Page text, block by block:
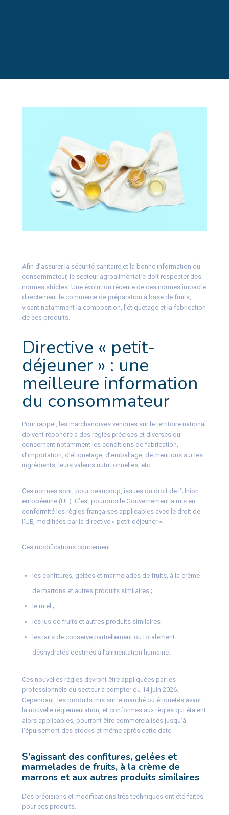
Afin d’assurer la sécurité sanitaire et la bonne information du
consommateur, le secteur agroalimentaire doit respecter des
normes strictes. Une évolution récente de ces normes impacte
directement le commerce de préparation à base de fruits,
visant notamment la composition, l’étiquetage et la fabrication
de ces produits.
Directive « petit-
déjeuner » : une
meilleure information
du consommateur
Pour rappel, les marchandises vendues sur le territoire national
doivent répondre à des règles précises et diverses qui
concernent notamment les conditions de fabrication,
d’importation, d’étiquetage, d’emballage, de mentions sur les
ingrédients, leurs valeurs nutritionnelles, etc.
Ces normes sont, pour beaucoup, issues du droit de l’Union
européenne (UE). C’est pourquoi le Gouvernement a mis en
conformité les règles françaises applicables avec le droit de
l’UE, modifiées par la directive « petit-déjeuner ».
Ces modifications concernent :
les confitures, gelées et marmelades de fruits, à la crème
de marrons et autres produits similaires ;
le miel ;
les jus de fruits et autres produits similaires ;
les laits de conserve partiellement ou totalement
déshydratés destinés à l’alimentation humaine.
Ces nouvelles règles devront être appliquées par les
professionnels du secteur à compter du 14 juin 2026.
Cependant, les produits mis sur le marché ou étiquetés avant
la nouvelle réglementation, et conformes aux règles qui étaient
alors applicables, pourront être commercialisés jusqu’à
l’épuisement des stocks et même après cette date.
S’agissant des confitures, gelées et
marmelades de fruits, à la crème de
marrons et aux autres produits similaires
Des précisions et modifications très techniques ont été faites
pour ces produits.